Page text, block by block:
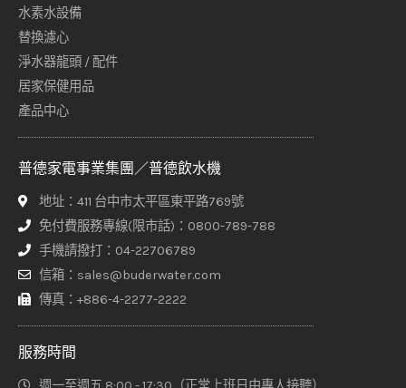
水素水設備
替換濾心
淨水器龍頭 / 配件
居家保健用品
產品中心
普德家電事業集團／普德飲水機
地址：411 台中市太平區東平路769號
免付費服務專線(限市話)：0800-789-788
手機請撥打：04-22706789
信箱：sales@buderwater.com
傳真：+886-4-2277-2222
服務時間